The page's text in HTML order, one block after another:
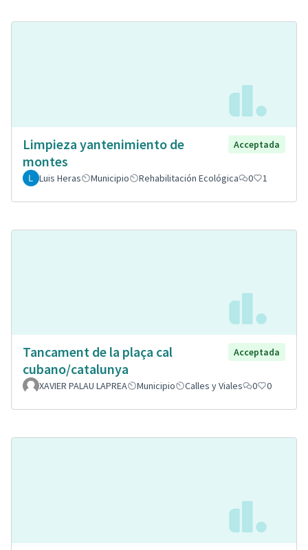
Limpieza yantenimiento de
montes
Acceptada
Luis Heras Municipio Rehabilitación Ecológica 0 1
Tancament de la plaça cal
cubano/catalunya
Acceptada
XAVIER PALAU LAPREA Municipio Calles y Viales 0 0